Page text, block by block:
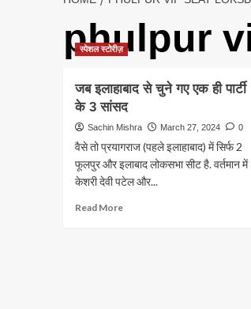
phulpur
स्पेशल स्टोरीज़
जब इलाहाबाद से चुने गए एक ही पार्टी
के 3 सांसद
Sachin Mishra March 27, 2024 0
वैसे तो प्रयागराज (पहले इलाहाबाद) में सिर्फ 2
फूलपुर और इलाबाद लोकसभा सीट है. वर्तमान में
केशरी देवी पटेल और...
Read MoreRead